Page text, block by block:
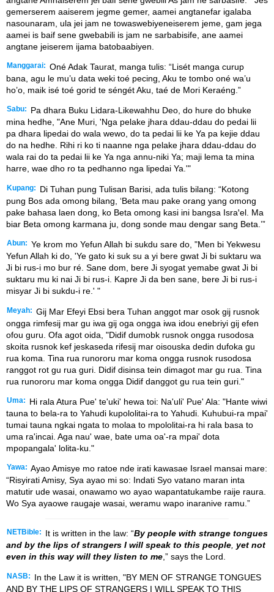
gemerserem aaiserem jegme gemer, aamei angtanefar igalaba
nasounaram, ula jei jam ne towaswebiyeneiserem jeme, gam jega
aamei is baif sene gwebabili is jam ne sarbabisife, ane aamei
angtane jeiserem ijama batobaabiyen.
Manggarai: Oné Adak Taurat, manga tulis: “Lisét manga curup
bana, agu le mu’u data weki toé pecing, Aku te tombo oné wa’u
ho’o, maik isé toé gorid te séngét Aku, taé de Mori Keraéng.”
Sabu:
Pa dhara Buku Lidara-Likewahhu Deo, do hure do bhuke
mina hedhe, "Ane Muri, 'Nga pelake jhara ddau-ddau do pedai lii
pa dhara lipedai do wala wewo, do ta pedai lii ke Ya pa kejie ddau
do na hedhe. Rihi ri ko ti naanne nga pelake jhara ddau-ddau do
wala rai do ta pedai lii ke Ya nga annu-niki Ya; maji lema ta mina
harre, wae dho ro ta pedhanno nga lipedai Ya.'"
Kupang:
Di Tuhan pung Tulisan Barisi, ada tulis bilang: “Kotong
pung Bos ada omong bilang, ‘Beta mau pake orang yang omong
pake bahasa laen dong, ko Beta omong kasi ini bangsa Israꞌel. Ma
biar Beta omong karmana ju, dong sonde mau dengar sang Beta.’”
Abun: Ye krom mo Yefun Allah bi sukdu sare do, "Men bi Yekwesu
Yefun Allah ki do, 'Ye gato ki suk su a yi bere gwat Ji bi suktaru wa
Ji bi rus-i mo bur ré. Sane dom, bere Ji syogat yemabe gwat Ji bi
suktaru mu ki nai Ji bi rus-i. Kapre Ji da ben sane, bere Ji bi rus-i
misyar Ji bi sukdu-i re.' "
Meyah: Gij Mar Efeyi Ebsi bera Tuhan anggot mar osok gij rusnok
ongga rimfesij mar gu iwa gij oga ongga iwa idou enebriyi gij efen
ofou guru. Ofa agot oida, "Didif dumobk rusnok ongga rusodosa
skoita rusnok kef jeskaseda rifesij mar oisouska dedin dufoka gu
rua koma. Tina rua runororu mar koma ongga rusnok rusodosa
ranggot rot gu rua guri. Didif disinsa tein dimagot mar gu rua. Tina
rua runororu mar koma ongga Didif danggot gu rua tein guri."
Uma:
Hi rala Atura Pue' te'uki' hewa toi: Na'uli' Pue' Ala: "Hante wiwi
tauna to bela-ra to Yahudi kupololitai-ra to Yahudi. Kuhubui-ra mpai'
tumai tauna ngkai ngata to molaa to mpololitai-ra hi rala basa to
uma ra'incai. Aga nau' wae, bate uma oa'-ra mpai' dota
mpopangala' lolita-ku."
Yawa: Ayao Amisye mo ratoe nde irati kawasae Israel mansai mare:
“Risyirati Amisy, Sya ayao mi so: Indati Syo vatano maran inta
matutir ude wasai, onawamo wo ayao wapantatukambe raije raura.
Wo Sya ayaowe raugaje wasai, weramu wapo inaranive ramu.”
NETBible: It is written in the law: “By people with strange tongues
and by the lips of strangers I will speak to this people yet not
even in this way will they listen to me ,” says the Lord.
NASB:
In the Law it is written, "BY MEN OF STRANGE TONGUES
AND BY THE LIPS OF STRANGERS I WILL SPEAK TO THIS